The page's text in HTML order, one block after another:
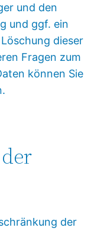
und den
und ggf. ein
dieser
Fragen zum
können Sie
der